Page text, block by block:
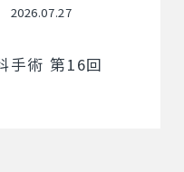
2026.07.27
手術 第16回